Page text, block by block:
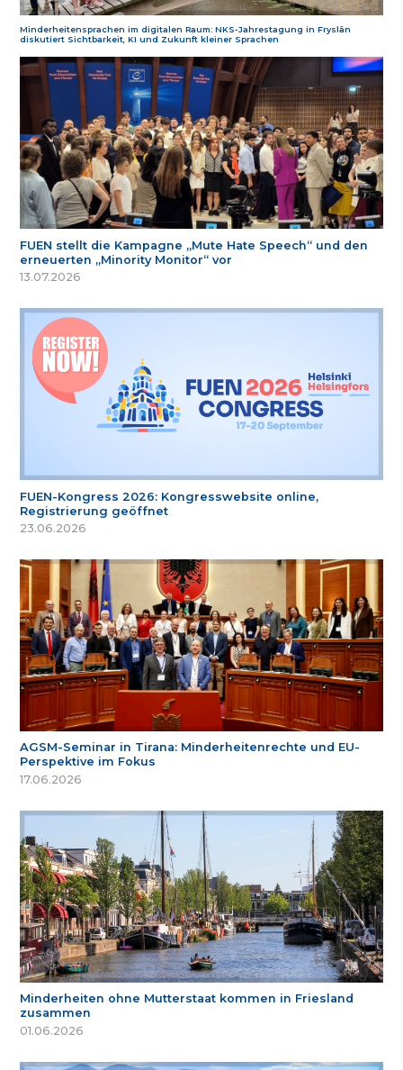
Minderheitensprachen im digitalen Raum: NKS-Jahrestagung in Fryslân
diskutiert Sichtbarkeit, KI und Zukunft kleiner Sprachen
FUEN stellt die Kampagne „Mute Hate Speech“ und den
erneuerten „Minority Monitor“ vor
13.07.2026
FUEN-Kongress 2026: Kongresswebsite online,
Registrierung geöffnet
23.06.2026
AGSM-Seminar in Tirana: Minderheitenrechte und EU-
Perspektive im Fokus
17.06.2026
Minderheiten ohne Mutterstaat kommen in Friesland
zusammen
01.06.2026